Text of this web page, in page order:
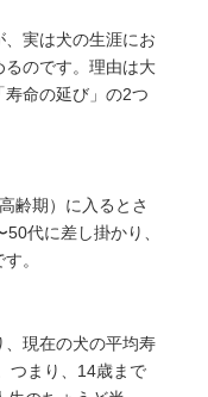
実は犬の生涯にお
るのです。理由は大
寿命の延び」の2つ
齢期）に入るとさ
代に差し掛かり、
。
現在の犬の平均寿
つまり、14歳まで